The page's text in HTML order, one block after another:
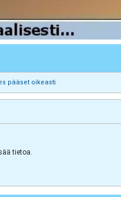
pääset oikeasti
tietoa.